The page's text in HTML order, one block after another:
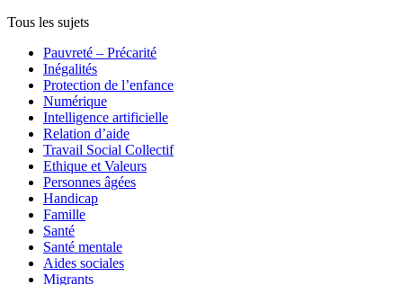
Tous les sujets
Pauvreté – Précarité
Inégalités
Protection de l’enfance
Numérique
Intelligence artificielle
Relation d’aide
Travail Social Collectif
Ethique et Valeurs
Personnes âgées
Handicap
Famille
Santé
Santé mentale
Aides sociales
Migrants